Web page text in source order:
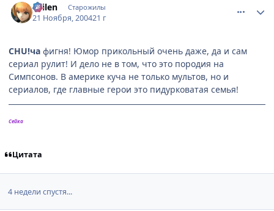
Sailen Старожилы
21 Ноября, 200421 г
CHU!ча фигня! Юмор прикольный очень даже, да и сам
сериал рулит! И дело не в том, что это породия на
Симпсонов. В америке куча не только мультов, но и
сериалов, где главные герои это пидурковатая семья!
Сейка
Цитата
4 недели спустя...